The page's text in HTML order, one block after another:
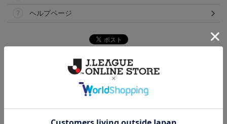
ヘルプページ